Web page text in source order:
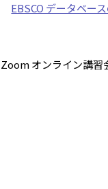
EBSCO データベー
Zoomオンライン講習